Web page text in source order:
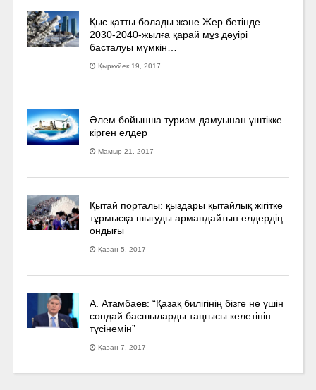
Қыс қатты болады және Жер бетінде
2030-2040­-жылға қарай мұз дәуірі
басталуы мүмкін…
Қыркүйек 19, 2017
Әлем бойынша туризм дамуынан үштікке
кірген елдер
Мамыр 21, 2017
Қытай порталы: қыздары қытайлық жігітке
тұрмысқа шығуды армандайтын елдердің
ондығы
Қазан 5, 2017
А. Атамбаев: “Қазақ билігінің бізге не үшін
сондай басшыларды таңғысы келетінін
түсінемін”
Қазан 7, 2017